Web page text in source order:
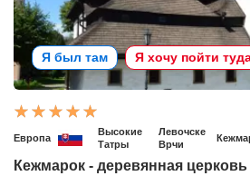
Я был там Я хочу пойти
Европа
Высокие
Татры
Левочске
Врчи
Кежмарок - деревянная